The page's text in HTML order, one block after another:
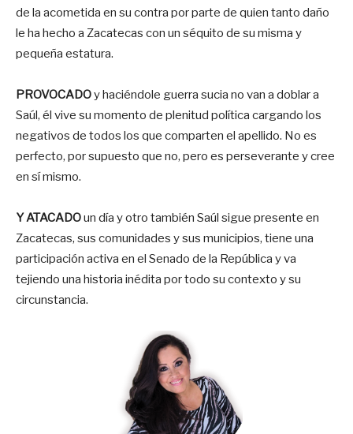
de la acometida en su contra por parte de quien tanto daño
le ha hecho a Zacatecas con un séquito de su misma y
pequeña estatura.
PROVOCADOy haciéndole guerra sucia no van a doblar a
Saúl, él vive su momento de plenitud política cargando los
negativos de todos los que comparten el apellido. No es
perfecto, por supuesto que no, pero es perseverante y cree
en sí mismo.
Y ATACADOun día y otro también Saúl sigue presente en
Zacatecas, sus comunidades y sus municipios, tiene una
participación activa en el Senado de la República y va
tejiendo una historia inédita por todo su contexto y su
circunstancia.